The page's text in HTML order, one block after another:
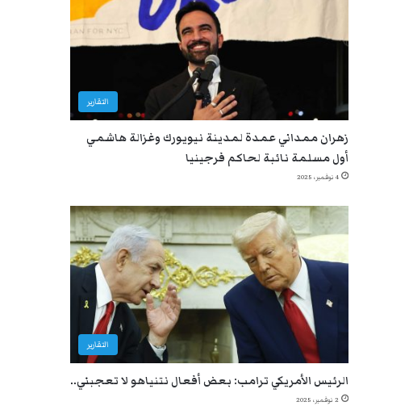
التقارير
زهران ممداني عمدة لمدينة نيويورك وغزالة هاشمي
أول مسلمة نائبة لحاكم فرجينيا
4 نوفمبر، 2025
التقارير
الرئيس الأمريكي ترامب: بعض أفعال نتنياهو لا تعجبني..
2 نوفمبر، 2025